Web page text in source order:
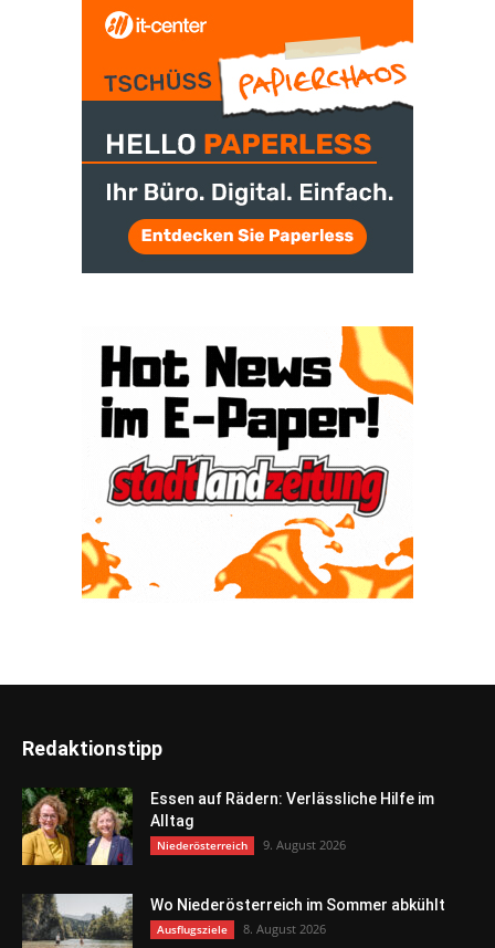
Redaktionstipp
Essen auf Rädern: Verlässliche Hilfe im
Alltag
Niederösterreich 9. August 2026
Wo Niederösterreich im Sommer abkühlt
Ausflugsziele 8. August 2026